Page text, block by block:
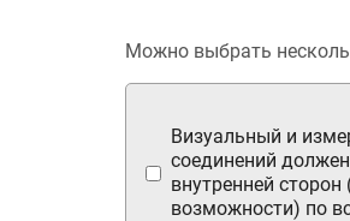
Можно выбрать
Визуальный и
соединений
внутренней
возможности) по